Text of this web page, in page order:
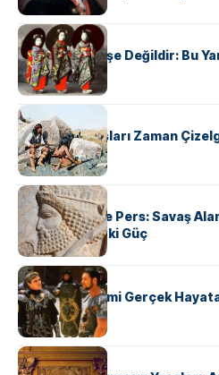
KÜLTÜR
Geyşalar Fahişe Değildir: Bu
KÜLTÜR
Apache Savaşları Zaman
KÜLTÜR
Antik Yunan ve Pers: Savaş
Şekillendiren İki Güç
KÜLTÜR
‘Gladiator’ Filmi Gerçek
KÜLTÜR